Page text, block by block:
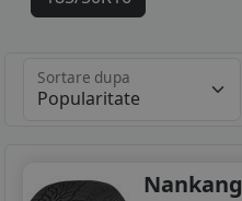
205/55R16
215/60R16
Sortare dupa
Nankang